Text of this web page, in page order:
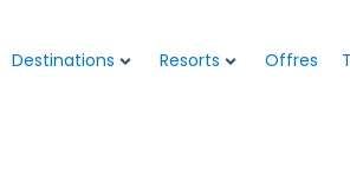
Destinations Resorts Offres